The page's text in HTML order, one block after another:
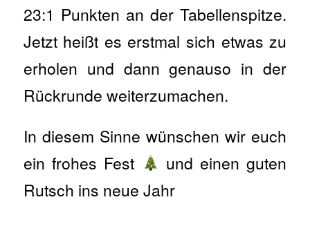
23:1 Punkten an der Tabellenspitze.
Jetzt heißt es erstmal sich etwas zu
erholen und dann genauso in der
Rückrunde weiterzumachen.
In diesem Sinne wünschen wir euch
ein frohes Fest
und einen guten
Rutsch ins neue Jahr